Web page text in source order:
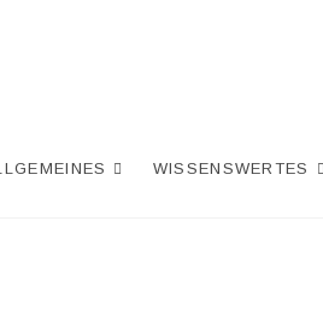
WISSENSWERTES